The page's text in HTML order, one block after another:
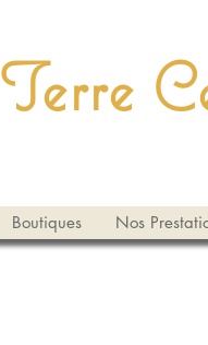
Terre
Boutiques Nos